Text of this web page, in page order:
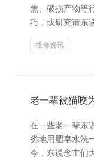
焦、破损产物等
巧，或研究请东
维修资讯
老一辈被猫咬
在一些老一辈东
劣地用肥皂水洗
今，东说念主们